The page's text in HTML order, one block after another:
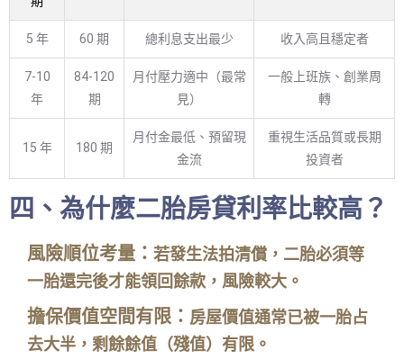
5 年 60 期 總利息支出最少 收入高且穩定者
7-10
年
84-120
期
月付壓力適中（最常
見）
一般上班族、創業周
轉
15 年 180 期
月付金最低、預留現
金流
重視生活品質或長期
投資者
四、為什麼二胎房貸利率比較高？
風險順位考量： 若發生法拍清償，二胎必須等
一胎還完後才能領回餘款，風險較大。
擔保價值空間有限： 房屋價值通常已被一胎占
去大半，剩餘餘值（殘值）有限。